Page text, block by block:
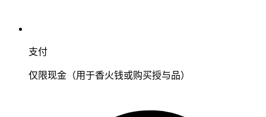
支付
仅限现金（用于香火钱或购买授与品）